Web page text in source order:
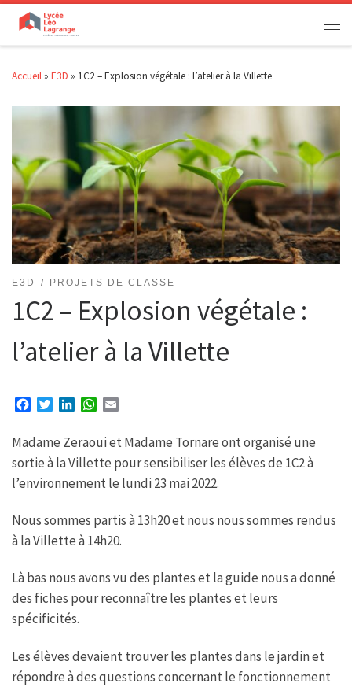
Passer au contenu
Accueil » E3D » 1C2 – Explosion végétale : l’atelier à la Villette
E3D PROJETS DE CLASSE
1C2 – Explosion végétale :
l’atelier à la Villette
c
e
b
o
k
i
t
t
e
n
k
e
d
n
W
a
t
s
A
p
a
i
l
Madame Zeraoui et Madame Tornare ont organisé une
sortie à la Villette pour sensibiliser les élèves de 1C2 à
l’environnement le lundi 23 mai 2022.
Nous sommes partis à 13h20 et nous nous sommes rendus
à la Villette à 14h20.
Là bas nous avons vu des plantes et la guide nous a donné
des fiches pour reconnaître les plantes et leurs
spécificités.
Les élèves devaient trouver les plantes dans le jardin et
répondre à des questions concernant le fonctionnement